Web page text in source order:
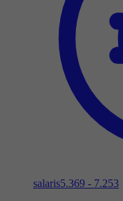
salaris5.369 - 7.253